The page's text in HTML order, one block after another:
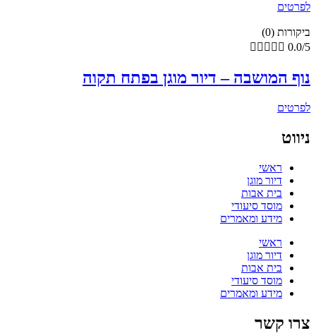
לפרטים
ביקורות (0)
     0.0/5
נוף המושבה – דיור מוגן בפתח תקוה
לפרטים
ניווט
ראשי
דיור מוגן
בית אבות
מוסד סיעודי
מידע ומאמרים
ראשי
דיור מוגן
בית אבות
מוסד סיעודי
מידע ומאמרים
צרו קשר